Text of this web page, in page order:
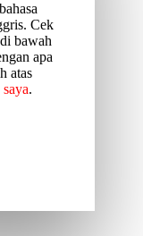
Cek
bawah
apa
atas
.